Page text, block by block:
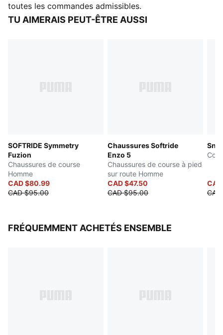
La tige des chaussures est composée d'au moins 20 %
de matériaux recyclés
Recommandé pour les pronateurs neutres
toutes les commandes admissibles.
TU AIMERAIS PEUT-ÊTRE AUSSI
SOFTRIDE Symmetry
Fuzion
Chaussures de course
Homme
CAD $80.99
CAD $95.00
Chaussures Softride
Enzo 5
Chaussures de course à pied
sur route Homme
CAD $47.50
CAD $95.00
FRÉQUEMMENT ACHETÉS ENSEMBLE